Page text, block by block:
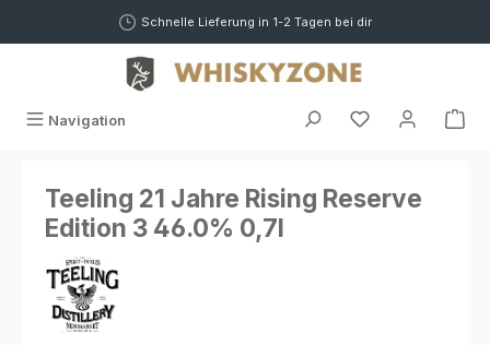
Schnelle Lieferung in 1-2 Tagen bei dir
Navigation
Teeling 21 Jahre Rising Reserve
Edition 3 46.0% 0,7l